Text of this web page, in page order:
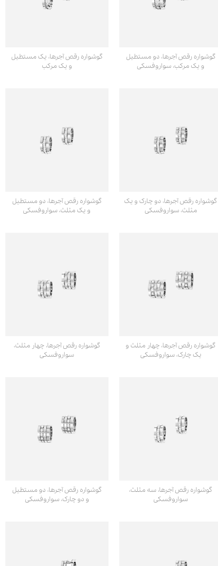
گوشواره رقص آجرها، دو مستطیل
و یک مرکب، سواروفسکی
گوشواره رقص آجرها، یک مستطیل
و یک مرکب
گوشواره رقص آجرها، دو چارک و یک
مثلث، سواروفسکی
گوشواره رقص آجرها، دو مستطیل
و یک مثلث، سواروفسکی
گوشواره رقص آجرها، چهار مثلث و
یک چارک، سواروفسکی
گوشواره رقص آجرها، چهار مثلث،
سواروفسکی
گوشواره رقص آجرها، سه مثلث،
سواروفسکی
گوشواره رقص آجرها، دو مستطیل
و دو چارک، سواروفسکی